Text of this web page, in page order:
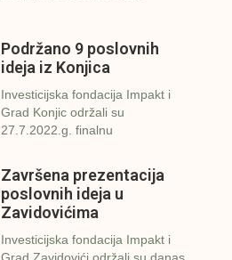
Podržano 9 poslovnih
ideja iz Konjica
Investicijska fondacija Impakt i
Grad Konjic održali su
27.7.2022.g. finalnu
Završena prezentacija
poslovnih ideja u
Zavidovićima
Investicijska fondacija Impakt i